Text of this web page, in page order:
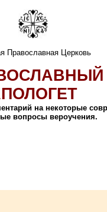
Православная Церковь
на некоторые
вопросы вероучения.